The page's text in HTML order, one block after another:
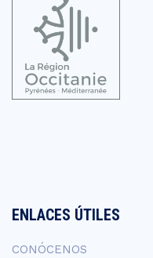
ENLACES ÚTILES
CONÓCENOS